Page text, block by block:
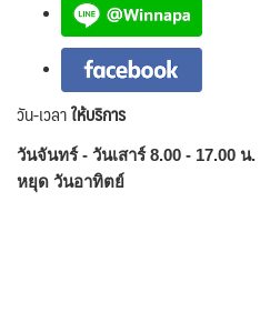
วัน-เวลาให้บริการ
วันจันทร์ - วันเสาร์ 8.00 - 17.00 น.
หยุด วันอาทิตย์